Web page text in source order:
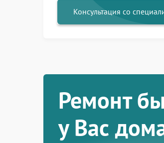
Консультация со
Ремонт
у Вас